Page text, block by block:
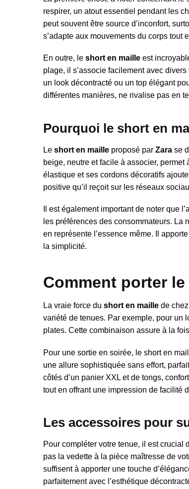
respirer, un atout essentiel pendant les
peut souvent être source d’inconfort,
s’adapte aux mouvements du corps tout
En outre, le short en maille est
plage, il s’associe facilement avec
un look décontracté ou un top élégant
différentes manières, ne rivalise pas en
Pourquoi le short en
Le short en maille proposé par Zara se
beige, neutre et facile à associer,
élastique et ses cordons décoratifs
positive qu’il reçoit sur les réseaux
Il est également important de noter que
les préférences des consommateurs. La
en représente l’essence même. Il
la simplicité.
Comment porter
La vraie force du short en maille de chez
variété de tenues. Par exemple, pour un
plates. Cette combinaison assure à la
Pour une sortie en soirée, le short en
une allure sophistiquée sans effort,
côtés d’un panier XXL et de tongs,
tout en offrant une impression de facilité
Les accessoires pour
Pour compléter votre tenue, il est
pas la vedette à la pièce maîtresse de
suffisent à apporter une touche
parfaitement avec l’esthétique